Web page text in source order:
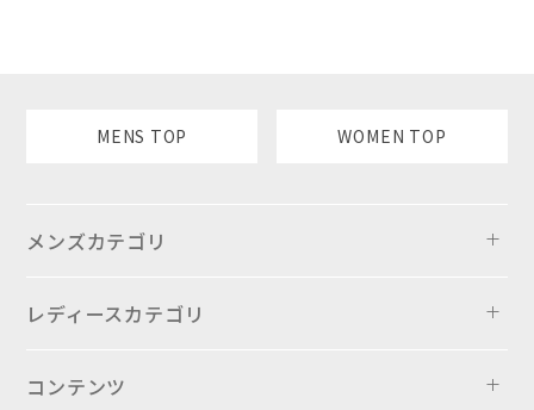
MENS TOP WOMEN TOP
メンズカテゴリ
レディースカテゴリ
コンテンツ